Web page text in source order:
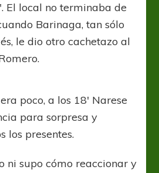
El local no terminaba de
Barinaga, tan sólo
le dio otro cachetazo al
poco, a los 18′ Narese
para sorpresa y
los presentes.
ni supo cómo reaccionar y